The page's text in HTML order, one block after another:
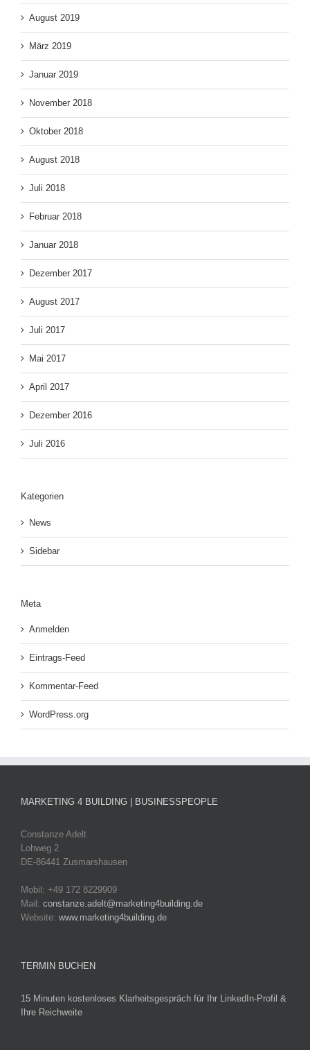
August 2019
März 2019
Januar 2019
November 2018
Oktober 2018
August 2018
Juli 2018
Februar 2018
Januar 2018
Dezember 2017
August 2017
Juli 2017
Mai 2017
April 2017
Dezember 2016
Juli 2016
Kategorien
News
Sidebar
Meta
Anmelden
Eintrags-Feed
Kommentar-Feed
WordPress.org
MARKETING 4 BUILDING | BUSINESSPEOPLE
Constanze Adelt
Lohweg 2
DE-86441 Zusmarshausen
Mobil: +49 172 8229909
Mail: constanze.adelt@marketing4building.de
Website: www.marketing4building.de
TERMIN BUCHEN
15 Minuten kostenloses Klarheitsgespräch für Ihr LinkedIn-Profil &
Ihre Reichweite